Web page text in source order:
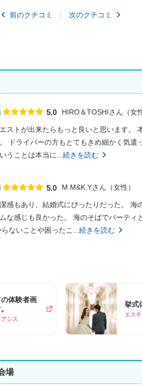
前のクチコミ 次のクチコミ
点数
5.0 HIRO＆TOSHIさん 女
ストが出来たらもっと良いと思います。
ドライバーの方もとてもきめ細かく気遣
うことは本当に... 続きを読む
点数
5.0 M.M&K.Yさん 女性
感もあり、結婚式にぴったりだった。 海
な感じも良かった。 海のそばでパーティ
ないことや困ったこ... 続きを読む
体験者画
シス
挙式
エス
場